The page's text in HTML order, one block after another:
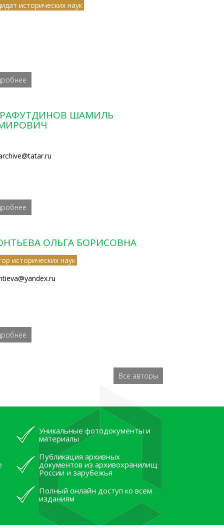
исторических наук
ШАМИЛЬ
ОЛЬГА БОРИСОВНА
исторических наук
Все авторы
Уникальные фотодокументы и
материалы
Публикация архивных
документов из архивохранилищ
России и зарубежья
Полный онлайн доступ ко всем
изданиям